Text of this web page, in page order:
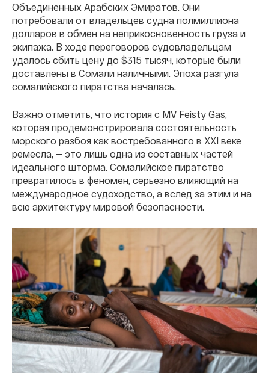
Объединенных Арабских Эмиратов. Они
потребовали от владельцев судна полмиллиона
долларов в обмен на неприкосновенность груза и
экипажа. В ходе переговоров судовладельцам
удалось сбить цену до $315 тысяч, которые были
доставлены в Сомали наличными. Эпоха разгула
сомалийского пиратства началась.
Важно отметить, что история с MV Feisty Gas,
которая продемонстрировала состоятельность
морского разбоя как востребованного в XXI веке
ремесла, — это лишь одна из составных частей
идеального шторма. Сомалийское пиратство
превратилось в феномен, серьезно влияющий на
международное судоходство, а вслед за этим и на
всю архитектуру мировой безопасности.